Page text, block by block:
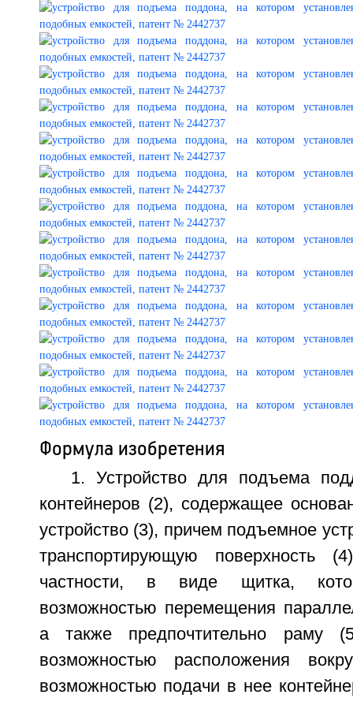
Формула изобретения
1. Устройство для подъема
контейнеров (2), содержащее
устройство (3), причем подъемное
транспортирующую поверхность
частности, в виде щитка,
возможностью перемещения
а также предпочтительно раму
возможностью расположения
возможностью подачи в нее